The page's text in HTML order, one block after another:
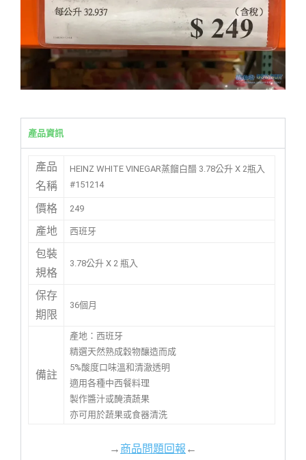
產品資訊
產品
名稱
HEINZ WHITE VINEGAR蒸餾白醋 3.78公升 X 2瓶入
#151214
價格 249
產地 西班牙
包裝
規格
3.78公升 X 2 瓶入
保存
期限
36個月
備註
產地：西班牙
精選天然熟成穀物釀造而成
5%酸度口味溫和清澈透明
適用各種中西餐料理
製作醬汁或醃漬蔬果
亦可用於蔬果或食器清洗
→商品問題回報←